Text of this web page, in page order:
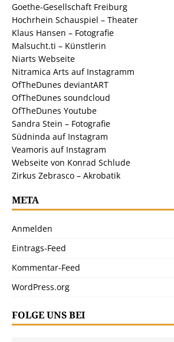
Goethe-Gesellschaft Freiburg
Hochrhein Schauspiel – Theater
Klaus Hansen – Fotografie
Malsucht.ti – Künstlerin
Niarts Webseite
Nitramica Arts auf Instagramm
OfTheDunes deviantART
OfTheDunes soundcloud
OfTheDunes Youtube
Sandra Stein – Fotografie
Südninda auf Instagram
Veamoris auf Instagram
Webseite von Konrad Schlude
Zirkus Zebrasco – Akrobatik
META
Anmelden
Eintrags-Feed
Kommentar-Feed
WordPress.org
FOLGE UNS BEI